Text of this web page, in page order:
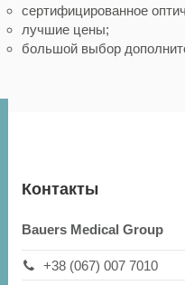
сертифицированное
лучшие цены;
большой выбор
Контакты
Bauers Medical Group
+38 (067) 007 7010